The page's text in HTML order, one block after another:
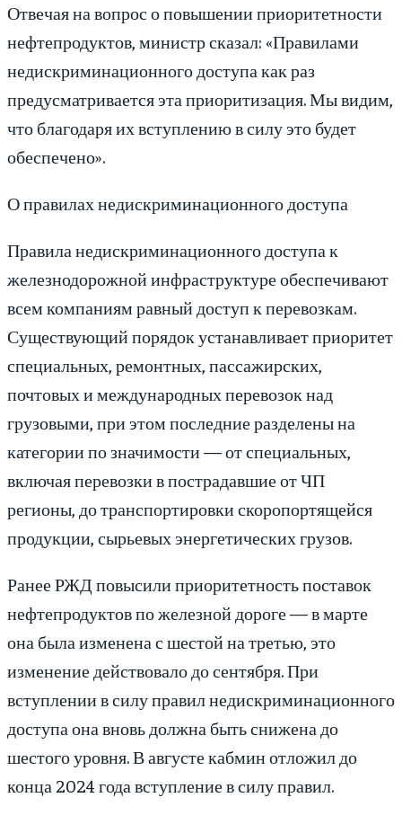
Отвечая на вопрос о повышении приоритетности
нефтепродуктов, министр сказал: «Правилами
недискриминационного доступа как раз
предусматривается эта приоритизация. Мы видим,
что благодаря их вступлению в силу это будет
обеспечено».
О правилах недискриминационного доступа
Правила недискриминационного доступа к
железнодорожной инфраструктуре обеспечивают
всем компаниям равный доступ к перевозкам.
Существующий порядок устанавливает приоритет
специальных, ремонтных, пассажирских,
почтовых и международных перевозок над
грузовыми, при этом последние разделены на
категории по значимости — от специальных,
включая перевозки в пострадавшие от ЧП
регионы, до транспортировки скоропортящейся
продукции, сырьевых энергетических грузов.
Ранее РЖД повысили приоритетность поставок
нефтепродуктов по железной дороге — в марте
она была изменена с шестой на третью, это
изменение действовало до сентября. При
вступлении в силу правил недискриминационного
доступа она вновь должна быть снижена до
шестого уровня. В августе кабмин отложил до
конца 2024 года вступление в силу правил.